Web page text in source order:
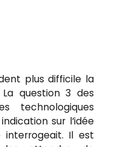
plus difficile la
question 3 des
technologiques
sur l’idée
interrogeait. Il est